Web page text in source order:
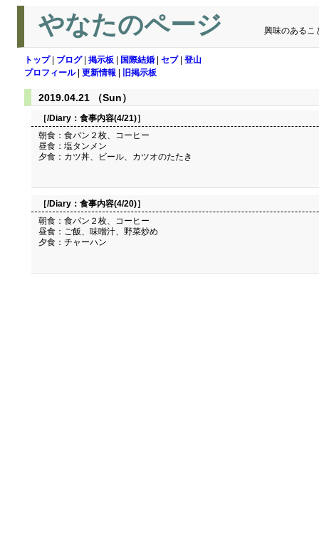
やなたのページ 興味のあるこ
トップ| ブログ| 掲示板 国際結婚 セブ| 登山
プロフィール| 更新情報 旧掲示板
2019.04.21 （Sun）
［/Diary： 食事内容(4/21)］
朝食：食パン２枚、コーヒー
昼食：塩タンメン
夕食：カツ丼、ビール、カツオのたたき
［/Diary： 食事内容(4/20)］
朝食：食パン２枚、コーヒー
昼食：ご飯、味噌汁、野菜炒め
夕食：チャーハン